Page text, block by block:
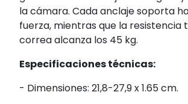
la cámara. Cada anclaje soporta
fuerza, mientras que la resistencia
correa alcanza los 45 kg.
Especificaciones técnicas:
- Dimensiones: 21,8-27,9 x 1.65 cm.